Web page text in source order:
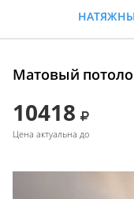
Матовый
10418
Цена актуальна до